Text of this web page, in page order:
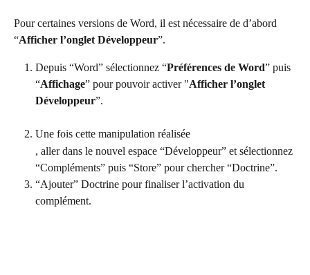
Pour certaines versions de Word, il est nécessaire de d’abord
“Afficher l’onglet Développeur”.
Depuis “Word” sélectionnez “Préférences de Word” puis
“Affichage” pour pouvoir activer "Afficher l’onglet
Développeur”.
Une fois cette manipulation réalisée
, aller dans le nouvel espace “Développeur” et sélectionnez
“Compléments” puis “Store” pour chercher “Doctrine”.
“Ajouter” Doctrine pour finaliser l’activation du
complément.